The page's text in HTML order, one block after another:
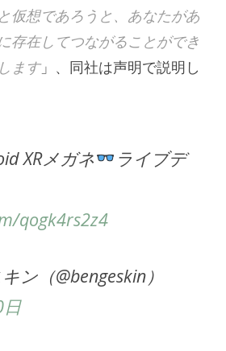
仮想であろうと、あなたがあ
存在してつながることができ
ます」、同社は声明で説明し
XRメガネ
ライブデ
qogk4rs2z4
ン（@bengeskin）